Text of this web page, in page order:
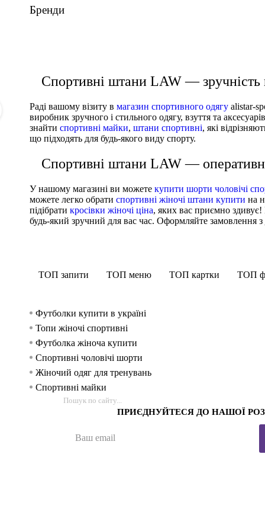
Брюки жіночі Nike W Nsw Tech Fleece Mr Jggr
ШТАНИ
Брюки жіночі Adidas Colorblock Woven Pants
ШТАНИ
Брюки жіночі Nike Nsw Cld Dye Jrsy Mr Jggr
ШТАНИ
Брюки жіночі Nike Sportswear Women's High-
ШТАНИ
Бренди
Спортивні штани LAW — зручність
Раді вашому візиту в магазин спортивного одягу alistar-
виробник зручного і стильного одягу, взуття та
знайти спортивні майки, штани спортивні, які
що підходять для будь-якого виду спорту.
Спортивні штани LAW —
У нашому магазині ви можете купити шорти чоловічі
можете легко обрати спортивні жіночі штани купити на
підібрати кросівки жіночі ціна, яких вас приємно
будь-який зручний для вас час. Оформляйте замовлення
ТОП запити ТОП меню ТОП картки ТОП
Футболки купити в україні
Топи жіночі спортивні
Футболка жіноча купити
Спортивні чоловічі шорти
Жіночий одяг для тренувань
Спортивні майки
Купити спортивні чоловічі штани
Спортивній бюстгальтерПРИЄДНУЙТЕСЯ ДО НАШОЇ